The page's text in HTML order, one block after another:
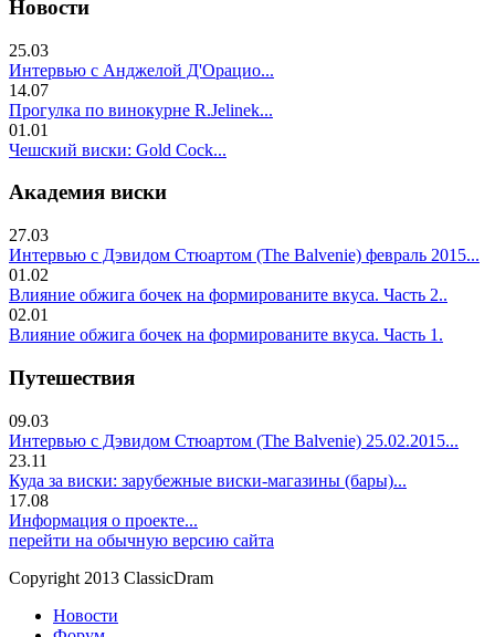
Новости
25.03
Интервью с Анджелой Д'Орацио...
14.07
Прогулка по винокурне R.Jelinek...
01.01
Чешский виски: Gold Cock...
Академия виски
27.03
Интервью с Дэвидом Стюартом (The Balvenie) февраль 2015...
01.02
Влияние обжига бочек на формированите вкуса. Часть 2..
02.01
Влияние обжига бочек на формированите вкуса. Часть 1.
Путешествия
09.03
Интервью с Дэвидом Стюартом (The Balvenie) 25.02.2015...
23.11
Куда за виски: зарубежные виски-магазины (бары)...
17.08
Информация о проекте...
перейти на обычную версию сайта
Copyright 2013 ClassicDram
Новости